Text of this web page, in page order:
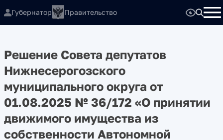
Губернатор Правительство
Решение Совета депутатов
Нижнесерогозского
муниципального округа от
01.08.2025 № 36/172 «О принятии
движимого имущества из
собственности Автономной